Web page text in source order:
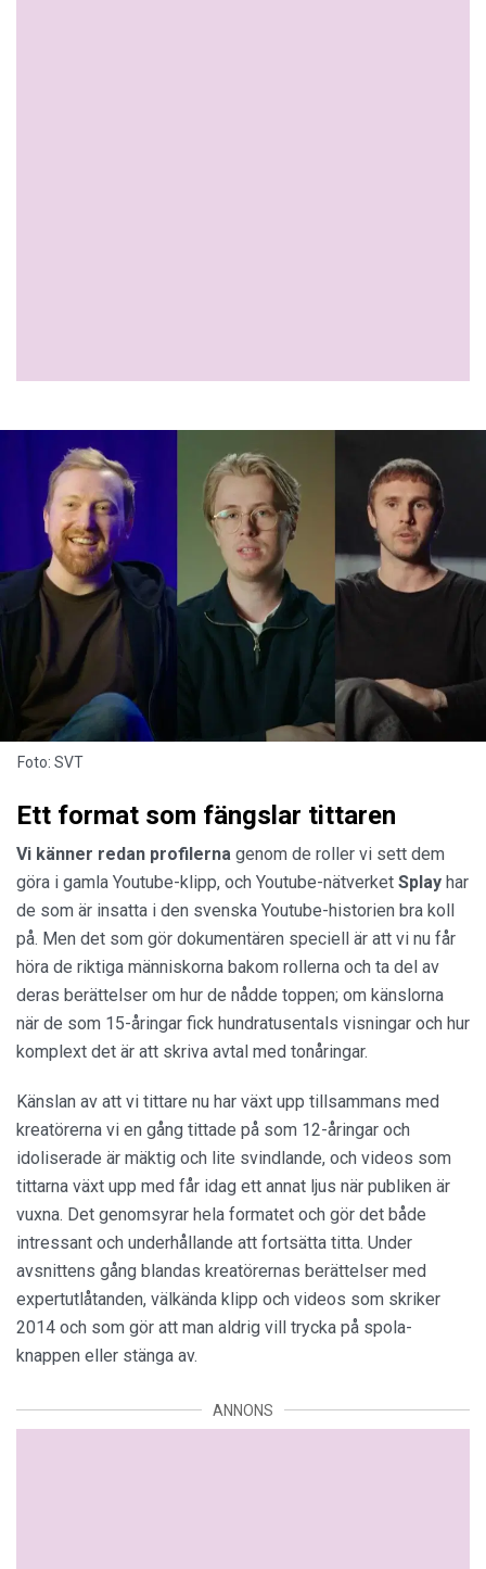
Foto: SVT
Ett format som fängslar tittaren
Vi känner redan profilerna genom de roller vi sett dem
göra i gamla Youtube-klipp, och Youtube-nätverket Splay har
de som är insatta i den svenska Youtube-historien bra koll
på. Men det som gör dokumentären speciell är att vi nu får
höra de riktiga människorna bakom rollerna och ta del av
deras berättelser om hur de nådde toppen; om känslorna
när de som 15-åringar fick hundratusentals visningar och hur
komplext det är att skriva avtal med tonåringar.
Känslan av att vi tittare nu har växt upp tillsammans med
kreatörerna vi en gång tittade på som 12-åringar och
idoliserade är mäktig och lite svindlande, och videos som
tittarna växt upp med får idag ett annat ljus när publiken är
vuxna. Det genomsyrar hela formatet och gör det både
intressant och underhållande att fortsätta titta. Under
avsnittens gång blandas kreatörernas berättelser med
expertutlåtanden, välkända klipp och videos som skriker
2014 och som gör att man aldrig vill trycka på spola-
knappen eller stänga av.
ANNONS